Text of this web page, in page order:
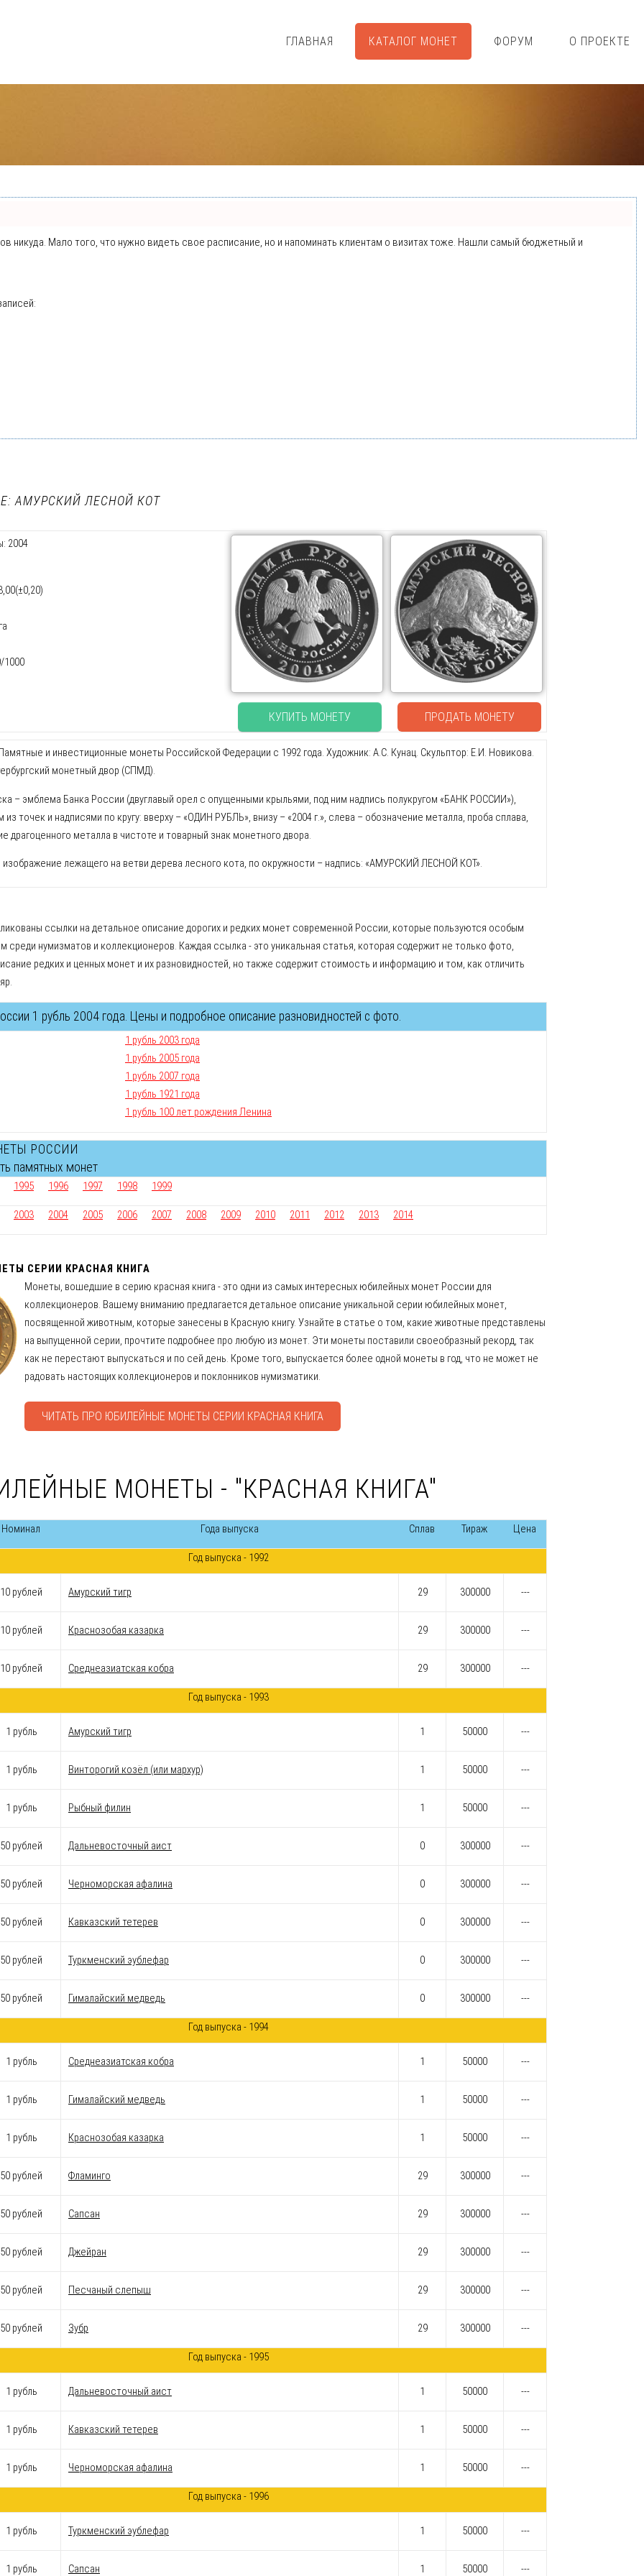
ГЛАВНАЯ КАТАЛОГ МОНЕТ ФОРУМ О ПРОЕКТЕ
никуда. Мало того, что нужно видеть свое расписание, но и напоминать клиентам о визитах тоже. Нашли самый бюджетный и
АМУРСКИЙ ЛЕСНОЙ КОТ
2004
1000
КУПИТЬ МОНЕТУ ПРОДАТЬ МОНЕТУ
и инвестиционные монеты Российской Федерации с 1992 года. Художник: А.С. Кунац. Скульптор: Е.И. Новикова.
монетный двор (СПМД).
– эмблема Банка России (двуглавый орел с опущенными крыльями, под ним надпись полукругом «БАНК РОССИИ»),
из точек и надписями по кругу: вверху – «ОДИН РУБЛЬ», внизу – «2004 г.», слева – обозначение металла, проба сплава,
драгоценного металла в чистоте и товарный знак монетного двора.
лежащего на ветви дерева лесного кота, по окружности – надпись: «АМУРСКИЙ ЛЕСНОЙ КОТ».
ссылки на детальное описание дорогих и редких монет современной России, которые пользуются особым
среди нумизматов и коллекционеров. Каждая ссылка - это уникальная статья, которая содержит не только фото,
редких и ценных монет и их разновидностей, но также содержит стоимость и информацию и том, как отличить
1 рубль 2004 года. Цены и подробное описание разновидностей с фото.
1 рубль 2003 года
1 рубль 2005 года
1 рубль 2007 года
1 рубль 1921 года
1 рубль 100 лет рождения Ленина
РОССИИ
памятных монет
1995 1996 1997 1998 1999
2003 2004 2005 2006 2007 2008 2009 2010 2011 2012 2013 2014
СЕРИИ КРАСНАЯ КНИГА
Монеты, вошедшие в серию красная книга - это одни из самых интересных юбилейных монет России для
коллекционеров. Вашему вниманию предлагается детальное описание уникальной серии юбилейных монет,
посвященной животным, которые занесены в Красную книгу. Узнайте в статье о том, какие животные представлены
на выпущенной серии, прочтите подробнее про любую из монет. Эти монеты поставили своеобразный рекорд, так
как не перестают выпускаться и по сей день. Кроме того, выпускается более одной монеты в год, что не может не
радовать настоящих коллекционеров и поклонников нумизматики.
ЧИТАТЬ ПРО ЮБИЛЕЙНЫЕ МОНЕТЫ СЕРИИ КРАСНАЯ КНИГА
МОНЕТЫ - "КРАСНАЯ КНИГА"
Номинал Года выпуска Сплав Тираж Цена
Год выпуска - 1992
10 рублей Амурский тигр 29 300000 ---
10 рублей Краснозобая казарка 29 300000 ---
10 рублей Среднеазиатская кобра 29 300000 ---
Год выпуска - 1993
1 рубль Амурский тигр 1 50000 ---
1 рубль Винторогий козёл (или мархур) 1 50000 ---
1 рубль Рыбный филин 1 50000 ---
50 рублей Дальневосточный аист 0 300000 ---
50 рублей Черноморская афалина 0 300000 ---
50 рублей Кавказский тетерев 0 300000 ---
50 рублей Туркменский эублефар 0 300000 ---
50 рублей Гималайский медведь 0 300000 ---
Год выпуска - 1994
1 рубль Среднеазиатская кобра 1 50000 ---
1 рубль Гималайский медведь 1 50000 ---
1 рубль Краснозобая казарка 1 50000 ---
50 рублей Фламинго 29 300000 ---
50 рублей Сапсан 29 300000 ---
50 рублей Джейран 29 300000 ---
50 рублей Песчаный слепыш 29 300000 ---
50 рублей Зубр 29 300000 ---
Год выпуска - 1995
1 рубль Дальневосточный аист 1 50000 ---
1 рубль Кавказский тетерев 1 50000 ---
1 рубль Черноморская афалина 1 50000 ---
Год выпуска - 1996
1 рубль Туркменский эублефар 1 50000 ---
1 рубль Сапсан 1 50000 ---